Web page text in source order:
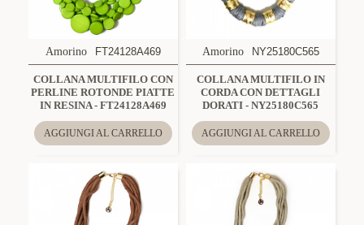
Amorino FT24128A469
COLLANA MULTIFILO CON
PERLINE ROTONDE PIATTE
IN RESINA - FT24128A469
AGGIUNGI AL CARRELLO
Amorino NY25180C565
COLLANA MULTIFILO IN
CORDA CON DETTAGLI
DORATI - NY25180C565
AGGIUNGI AL CARRELLO